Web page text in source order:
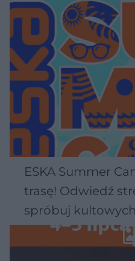
ESKA Summer
trasę! Odwiedź
spróbuj
Wawelu